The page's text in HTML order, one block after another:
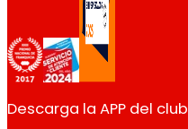
Descarga la APP del club